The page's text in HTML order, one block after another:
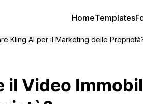
HomeTemplates
Kling AI per il Marketing delle
il Video